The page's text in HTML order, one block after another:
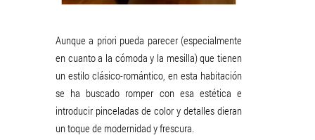
Aunque a priori pueda parecer (especialmente
en cuanto a la cómoda y la mesilla) que tienen
un estilo clásico-romántico, en esta habitación
se ha buscado romper con esa estética e
introducir pinceladas de color y detalles dieran
un toque de modernidad y frescura.